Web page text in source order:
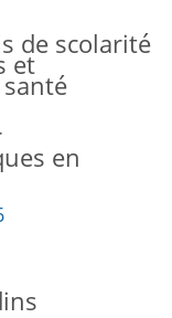
de scolarité
et
en